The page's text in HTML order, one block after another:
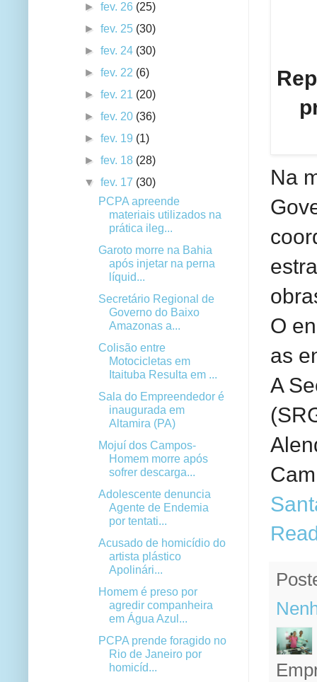
Na
O
as
A
►fev. 26 (25)
►fev. 25 (30)
►fev. 24 (30)
►fev. 22 (6)
►fev. 21 (20)
►fev. 20 (36)
►fev. 19 (1)
►fev. 18 (28)
▼fev. 17 (30)
PCPA apreende
materiais utilizados na
prática ileg...
Garoto morre na Bahia
após injetar na perna
líquid...
Secretário Regional de
Governo do Baixo
Amazonas a...
Colisão entre
Motocicletas em
Itaituba Resulta em ...
Sala do Empreendedor é
inaugurada em
Altamira (PA)
Mojuí dos Campos-
Homem morre após
sofrer descarga...
Adolescente denuncia
Agente de Endemia
por tentati...
Acusado de homicídio do
artista plástico
Apolinári...
Homem é preso por
agredir companheira
em Água Azul...
PCPA prende foragido no
Rio de Janeiro por
homicíd...